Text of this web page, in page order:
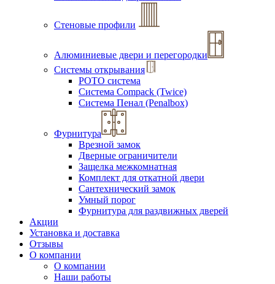
Стеновые профили
Алюминиевые двери и перегородки
Системы открывания
РОТО система
Система Compack (Twice)
Система Пенал (Penalbox)
Фурнитура
Врезной замок
Дверные ограничители
Защелка межкомнатная
Комплект для откатной двери
Сантехнический замок
Умный порог
Фурнитура для раздвижных дверей
Акции
Установка и доставка
Отзывы
О компании
О компании
Наши работы